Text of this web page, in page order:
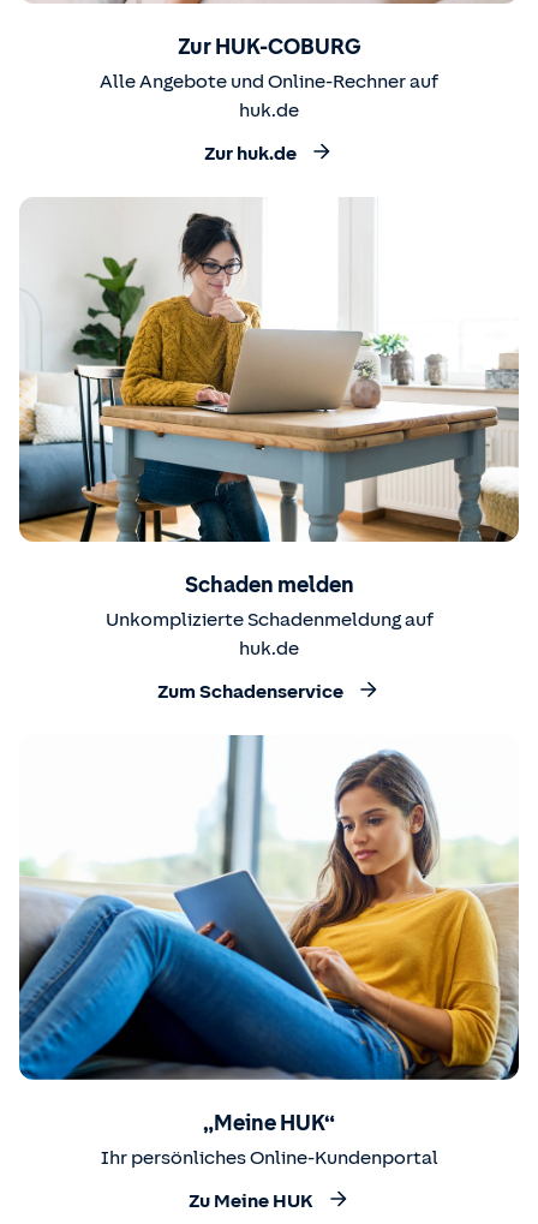
Zur HUK-COBURG
Alle Angebote und Online-Rechner auf
huk.de
Zur huk.de
Schaden melden
Unkomplizierte Schadenmeldung auf
huk.de
Zum Schadenservice
„Meine HUK“
Ihr persönliches Online-Kundenportal
Zu Meine HUK